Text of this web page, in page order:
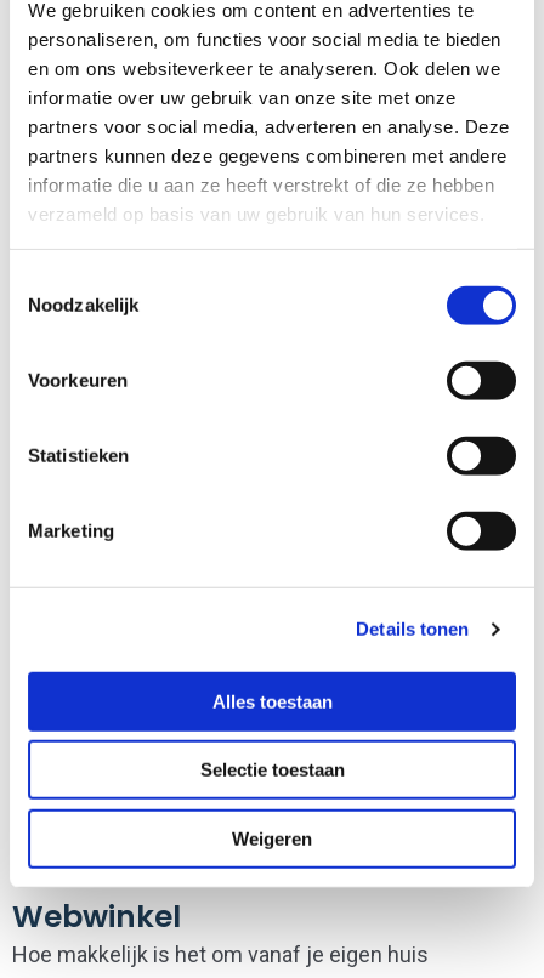
We gebruiken cookies om content en advertenties te
personaliseren, om functies voor social media te bieden
en om ons websiteverkeer te analyseren. Ook delen we
informatie over uw gebruik van onze site met onze
partners voor social media, adverteren en analyse. Deze
partners kunnen deze gegevens combineren met andere
informatie die u aan ze heeft verstrekt of die ze hebben
verzameld op basis van uw gebruik van hun services.
Noodzakelijk
Voorkeuren
Statistieken
Marketing
Details tonen
Alles toestaan
Selectie toestaan
Weigeren
De winkel is gevestigd in een schitterende Jugendstil
slagerij in het centrum van Groningen. Ze zijn er voor
iedereen met groene vingers, of wie groene vingers
wil kweken. Ze hebben naast een grote collectie
boeken, zaden en gereedschap ook alles om je oogst
te verwerken, vogels te voeren, handige tuinhulpjes
en natuurlijk uitgebreid advies. Of je nu een potje
basilicum in leven wilt houden of inmiddels aan een
hele volkstuin toe bent. Zoek je een degelijk stuk
gereedschap of een mooi cadeau voor de tuin, ze
hebben voor alle soorten tuinders wel iets in huis.
Webwinkel
Hoe makkelijk is het om vanaf je eigen huis